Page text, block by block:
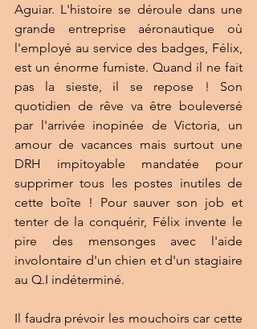
Aguiar. L'histoire se déroule dans une
grande entreprise aéronautique où
l'employé au service des badges, Félix,
est un énorme fumiste. Quand il ne fait
pas la sieste, il se repose ! Son
quotidien de rêve va être bouleversé
par l'arrivée inopinée de Victoria, un
amour de vacances mais surtout une
DRH impitoyable mandatée pour
supprimer tous les postes inutiles de
cette boîte ! Pour sauver son job et
tenter de la conquérir, Félix invente le
pire des mensonges avec l'aide
involontaire d'un chien et d'un stagiaire
au Q.I indéterminé.
Il faudra prévoir les mouchoirs car cette